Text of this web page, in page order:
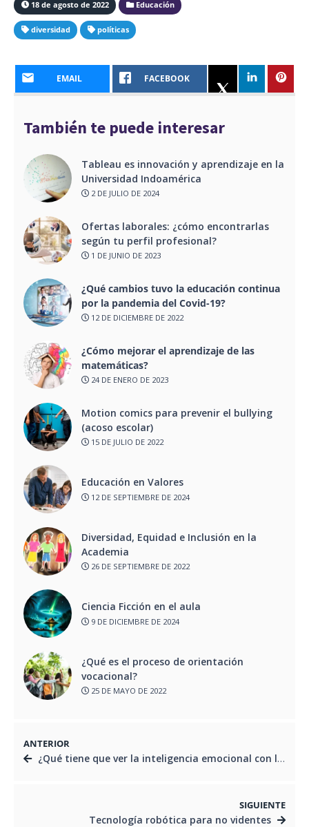
18 de agosto de 2022 Educación
diversidad políticas
EMAIL FACEBOOK
También te puede interesar
Tableau es innovación y aprendizaje en la
Universidad Indoamérica
2 DE JULIO DE 2024
Ofertas laborales: ¿cómo encontrarlas
según tu perfil profesional?
1 DE JUNIO DE 2023
¿Qué cambios tuvo la educación continua
por la pandemia del Covid-19?
12 DE DICIEMBRE DE 2022
¿Cómo mejorar el aprendizaje de las
matemáticas?
24 DE ENERO DE 2023
Motion comics para prevenir el bullying
(acoso escolar)
15 DE JULIO DE 2022
Educación en Valores
12 DE SEPTIEMBRE DE 2024
Diversidad, Equidad e Inclusión en la
Academia
26 DE SEPTIEMBRE DE 2022
Ciencia Ficción en el aula
9 DE DICIEMBRE DE 2024
¿Qué es el proceso de orientación
vocacional?
25 DE MAYO DE 2022
ANTERIOR
¿Qué tiene que ver la inteligencia emocional con la autoeficacia académica?
SIGUIENTE
Tecnología robótica para no videntes